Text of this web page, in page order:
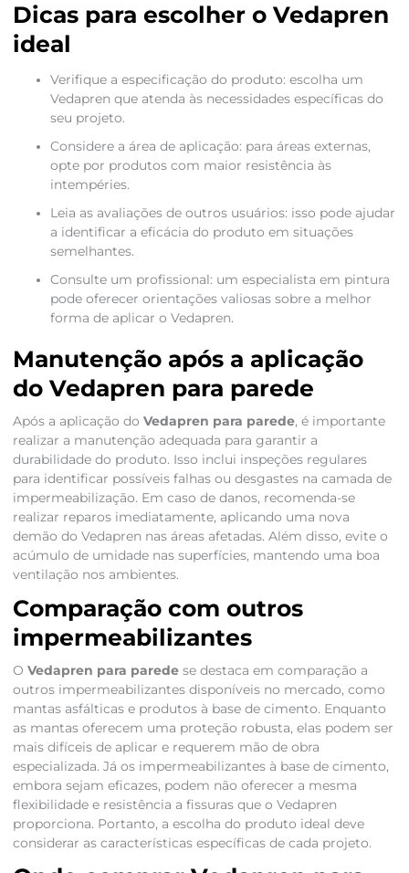
Dicas para escolher o Vedapren
ideal
Verifique a especificação do produto: escolha um
Vedapren que atenda às necessidades específicas do
seu projeto.
Considere a área de aplicação: para áreas externas,
opte por produtos com maior resistência às
intempéries.
Leia as avaliações de outros usuários: isso pode ajudar
a identificar a eficácia do produto em situações
semelhantes.
Consulte um profissional: um especialista em pintura
pode oferecer orientações valiosas sobre a melhor
forma de aplicar o Vedapren.
Manutenção após a aplicação
do Vedapren para parede
Após a aplicação do Vedapren para parede, é importante
realizar a manutenção adequada para garantir a
durabilidade do produto. Isso inclui inspeções regulares
para identificar possíveis falhas ou desgastes na camada de
impermeabilização. Em caso de danos, recomenda-se
realizar reparos imediatamente, aplicando uma nova
demão do Vedapren nas áreas afetadas. Além disso, evite o
acúmulo de umidade nas superfícies, mantendo uma boa
ventilação nos ambientes.
Comparação com outros
impermeabilizantes
O Vedapren para paredese destaca em comparação a
outros impermeabilizantes disponíveis no mercado, como
mantas asfálticas e produtos à base de cimento. Enquanto
as mantas oferecem uma proteção robusta, elas podem ser
mais difíceis de aplicar e requerem mão de obra
especializada. Já os impermeabilizantes à base de cimento,
embora sejam eficazes, podem não oferecer a mesma
flexibilidade e resistência a fissuras que o Vedapren
proporciona. Portanto, a escolha do produto ideal deve
considerar as características específicas de cada projeto.